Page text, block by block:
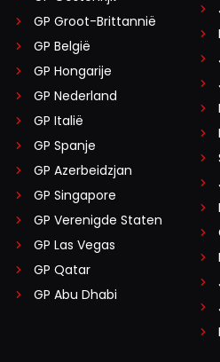
GP Groot-Brittannië
GP België
GP Hongarije
GP Nederland
GP Italië
GP Spanje
GP Azerbeidzjan
GP Singapore
GP Verenigde Staten
GP Las Vegas
GP Qatar
GP Abu Dhabi